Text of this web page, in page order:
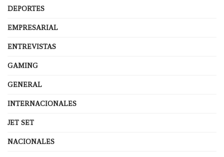
DEPORTES
EMPRESARIAL
ENTREVISTAS
GAMING
GENERAL
INTERNACIONALES
JET SET
NACIONALES